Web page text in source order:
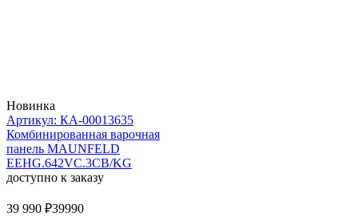
Новинка
Артикул: КА-00013635
Комбинированная варочная
панель MAUNFELD
EEHG.642VC.3CB/KG
доступно к заказу
39 990 ₽39990